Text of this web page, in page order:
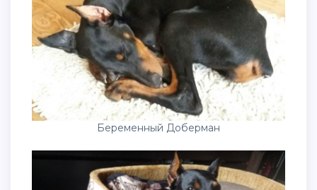
Беременный Доберман